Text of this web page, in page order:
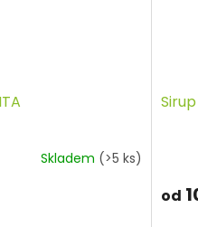
Skladem (>5 ks)
od